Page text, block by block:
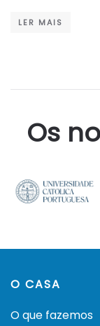
LER MAIS
Os
O CASA
O que fazemos